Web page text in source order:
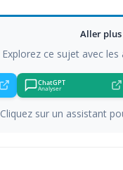
Aller
Explorez ce sujet avec
ChatGPT
Analyser
Cliquez sur un assistant